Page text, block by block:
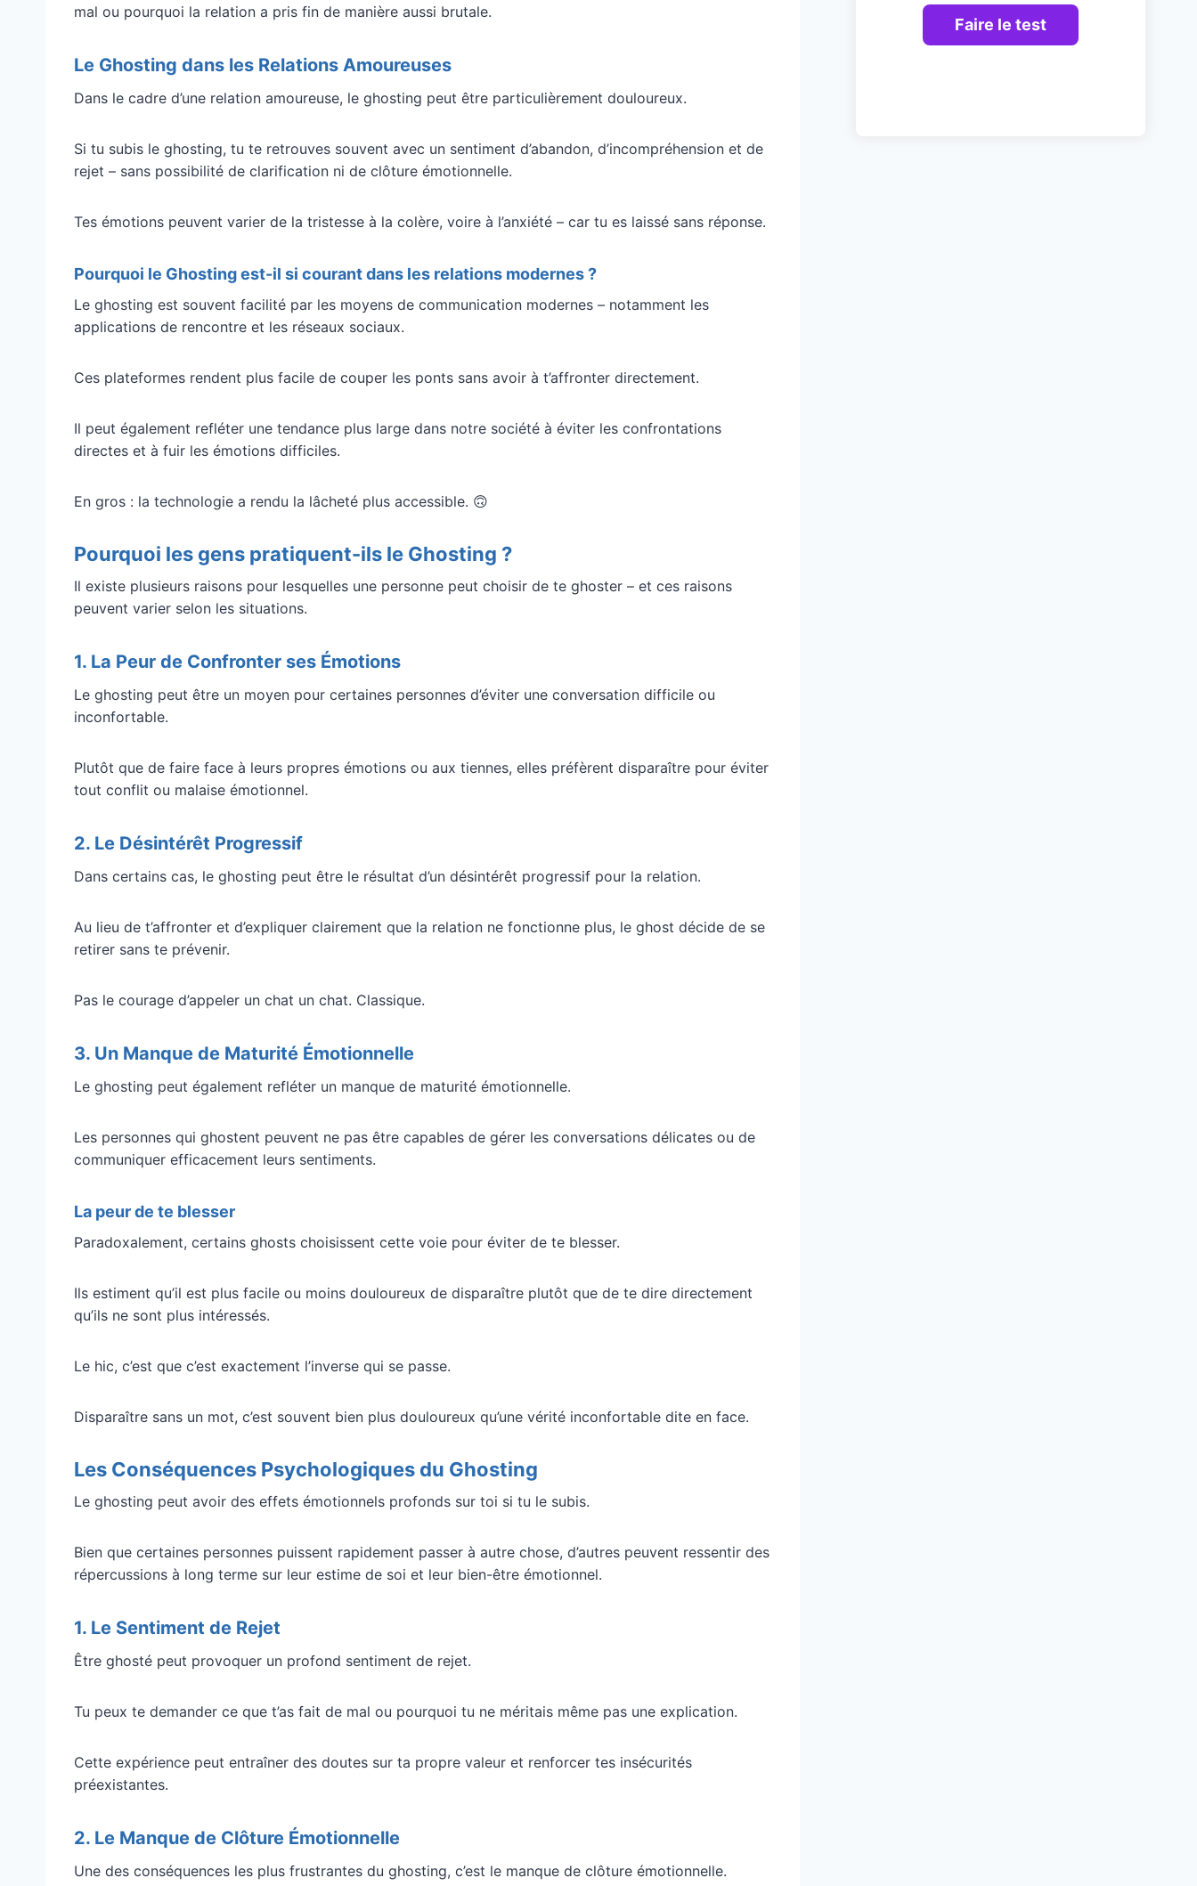
mal ou pourquoi la relation a pris fin de manière aussi brutale.
Le Ghosting dans les Relations Amoureuses
Dans le cadre d’une relation amoureuse, le ghosting peut être particulièrement douloureux.
Si tu subis le ghosting, tu te retrouves souvent avec un sentiment d’abandon, d’incompréhension et de
rejet – sans possibilité de clarification ni de clôture émotionnelle.
Tes émotions peuvent varier de la tristesse à la colère, voire à l’anxiété – car tu es laissé sans réponse.
Pourquoi le Ghosting est-il si courant dans les relations modernes ?
Le ghosting est souvent facilité par les moyens de communication modernes – notamment les
applications de rencontre et les réseaux sociaux.
Ces plateformes rendent plus facile de couper les ponts sans avoir à t’affronter directement.
Il peut également refléter une tendance plus large dans notre société à éviter les confrontations
directes et à fuir les émotions difficiles.
En gros : la technologie a rendu la lâcheté plus accessible. 🙃
Pourquoi les gens pratiquent-ils le Ghosting ?
Il existe plusieurs raisons pour lesquelles une personne peut choisir de te ghoster – et ces raisons
peuvent varier selon les situations.
1. La Peur de Confronter ses Émotions
Le ghosting peut être un moyen pour certaines personnes d’éviter une conversation difficile ou
inconfortable.
Plutôt que de faire face à leurs propres émotions ou aux tiennes, elles préfèrent disparaître pour éviter
tout conflit ou malaise émotionnel.
2. Le Désintérêt Progressif
Dans certains cas, le ghosting peut être le résultat d’un désintérêt progressif pour la relation.
Au lieu de t’affronter et d’expliquer clairement que la relation ne fonctionne plus, le ghost décide de se
retirer sans te prévenir.
Pas le courage d’appeler un chat un chat. Classique.
3. Un Manque de Maturité Émotionnelle
Le ghosting peut également refléter un manque de maturité émotionnelle.
Les personnes qui ghostent peuvent ne pas être capables de gérer les conversations délicates ou de
communiquer efficacement leurs sentiments.
La peur de te blesser
Paradoxalement, certains ghosts choisissent cette voie pour éviter de te blesser.
Ils estiment qu’il est plus facile ou moins douloureux de disparaître plutôt que de te dire directement
qu’ils ne sont plus intéressés.
Le hic, c’est que c’est exactement l’inverse qui se passe.
Disparaître sans un mot, c’est souvent bien plus douloureux qu’une vérité inconfortable dite en face.
Les Conséquences Psychologiques du Ghosting
Le ghosting peut avoir des effets émotionnels profonds sur toi si tu le subis.
Bien que certaines personnes puissent rapidement passer à autre chose, d’autres peuvent ressentir des
répercussions à long terme sur leur estime de soi et leur bien-être émotionnel.
1. Le Sentiment de Rejet
Être ghosté peut provoquer un profond sentiment de rejet.
Tu peux te demander ce que t’as fait de mal ou pourquoi tu ne méritais même pas une explication.
Cette expérience peut entraîner des doutes sur ta propre valeur et renforcer tes insécurités
préexistantes.
2. Le Manque de Clôture Émotionnelle
Une des conséquences les plus frustrantes du ghosting, c’est le manque de clôture émotionnelle.